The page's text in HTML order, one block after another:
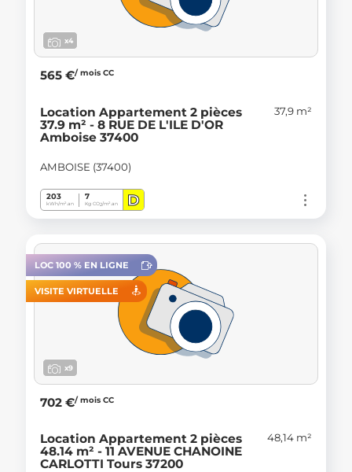
x4
565 €/ mois CC
Location Appartement 2 pièces
37.9 m² - 8 RUE DE L'ILE D'OR
Amboise 37400
37,9 m²
AMBOISE (37400)
203
kWh/m².an
7
Kg CO2/m².an D
LOC 100 % EN LIGNE
VISITE VIRTUELLE
x9
702 €/ mois CC
Location Appartement 2 pièces
48.14 m² - 11 AVENUE CHANOINE
CARLOTTI Tours 37200
48,14 m²